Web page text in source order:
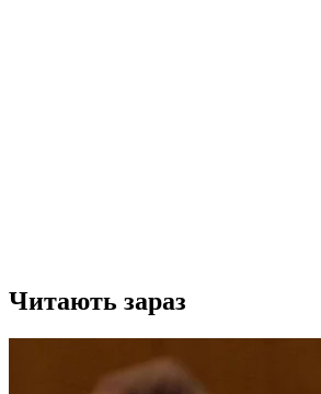
Читають зараз